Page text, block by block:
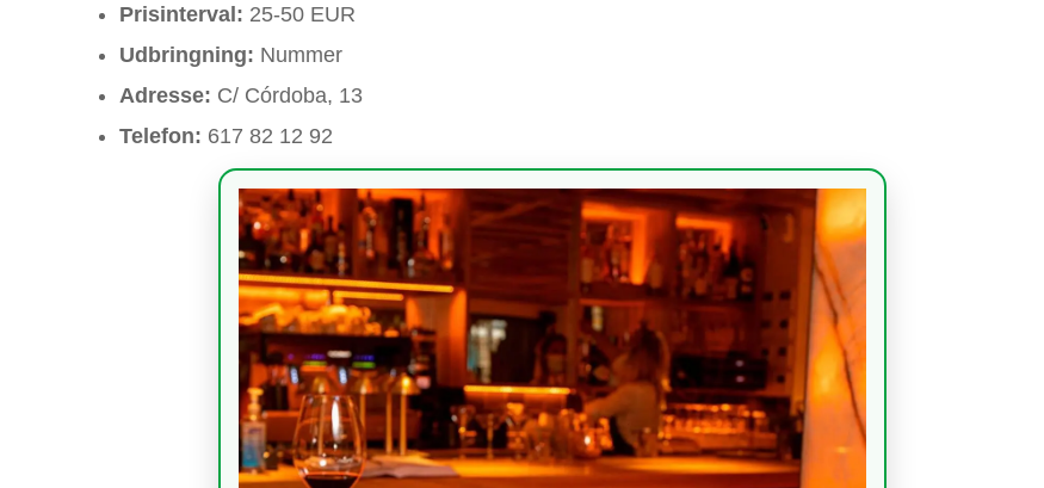
Prisinterval: 25-50 EUR
Udbringning: Nummer
Adresse: C/ Córdoba, 13
Telefon: 617 82 12 92